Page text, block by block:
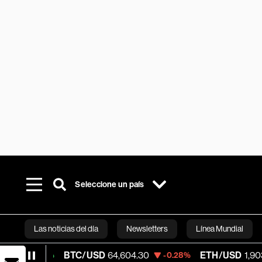
Seleccione un país
Las noticias del día Newsletters Línea Mundial
Bloomberg
BTC/USD 64,604.30 -0.28% ETH/USD 1,903.135 -